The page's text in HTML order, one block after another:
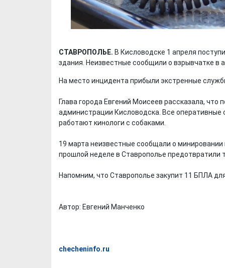
СТАВРОПОЛЬЕ. В Кисловодске 1 апреля
здания. Неизвестные сообщили о взрывчатке в
На место инцидента прибыли экстренные
Глава города Евгений Моисеев рассказала,
администрации Кисловодска. Все
работают кинологи с собаками.
19 марта неизвестные сообщали о
прошлой неделе в Ставрополье предотвратили
Напомним, что Ставрополье закупит 11 БПЛА
Автор: Евгений Манченко
checheninfo.ru